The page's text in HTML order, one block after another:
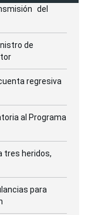
del
de
regresiva
al Programa
tres heridos,
para